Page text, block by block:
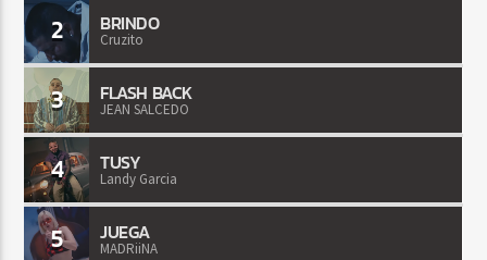
2 BRINDO
Cruzito
3 FLASH BACK
JEAN SALCEDO
4 TUSY
Landy Garcia
5 JUEGA
MADRiiNA